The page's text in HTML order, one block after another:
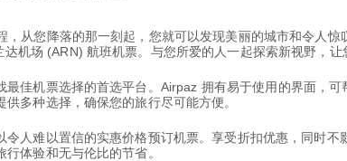
，从您降落的那一刻起，您就可以发现美丽的城市和令人
机场 (ARN) 航班机票。与您所爱的人一起探索新视野，让
佳机票选择的首选平台。Airpaz 拥有易于使用的界面，
多种选择，确保您的旅行尽可能方便。
人难以置信的实惠价格预订机票。享受折扣优惠，同时
体验和无与伦比的节省。